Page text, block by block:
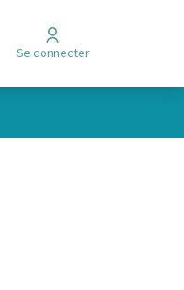
Se connecter